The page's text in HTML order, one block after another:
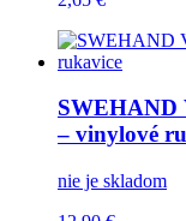
SWEHAND
– vinylové
nie je skladom